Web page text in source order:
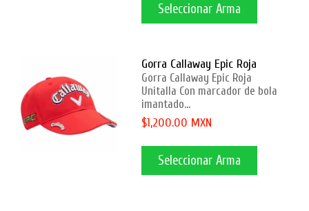
Seleccionar Arma
Gorra Callaway Epic Roja
Gorra Callaway Epic Roja
Unitalla Con marcador de bola
imantado...
$1,200.00 MXN
Seleccionar Arma